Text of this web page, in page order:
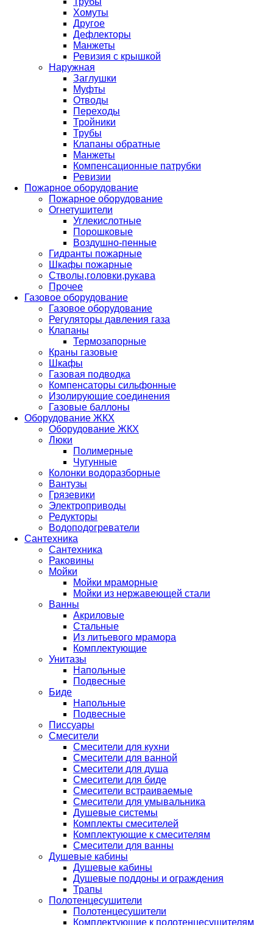
Хомуты
Другое
Дефлекторы
Манжеты
Ревизия с крышкой
Наружная
Заглушки
Муфты
Отводы
Переходы
Тройники
Трубы
Клапаны обратные
Манжеты
Компенсационные патрубки
Ревизии
Пожарное оборудование
Пожарное оборудование
Огнетушители
Углекислотные
Порошковые
Воздушно-пенные
Гидранты пожарные
Шкафы пожарные
Стволы,головки,рукава
Прочее
Газовое оборудование
Газовое оборудование
Регуляторы давления газа
Клапаны
Термозапорные
Краны газовые
Шкафы
Газовая подводка
Компенсаторы сильфонные
Изолирующие соединения
Газовые баллоны
Оборудование ЖКХ
Оборудование ЖКХ
Люки
Полимерные
Чугунные
Колонки водоразборные
Вантузы
Грязевики
Электроприводы
Редукторы
Водоподогреватели
Сантехника
Сантехника
Раковины
Мойки
Мойки мраморные
Мойки из нержавеющей стали
Ванны
Акриловые
Стальные
Из литьевого мрамора
Комплектующие
Унитазы
Напольные
Подвесные
Биде
Напольные
Подвесные
Писсуары
Смесители
Смесители для кухни
Смесители для ванной
Смесители для душа
Смесители для биде
Смесители встраиваемые
Смесители для умывальника
Душевые системы
Комплекты смесителей
Комплектующие к смесителям
Смесители для ванны
Душевые кабины
Душевые кабины
Душевые поддоны и ограждения
Трапы
Полотенцесушители
Полотенцесушители
Комплектующие к полотенцесушителям